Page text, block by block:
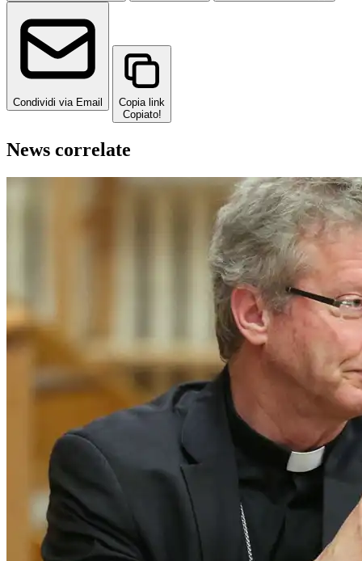
Condividi via Email
Copia link
Copiato!
News correlate